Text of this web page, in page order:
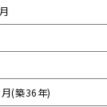
(築36年)